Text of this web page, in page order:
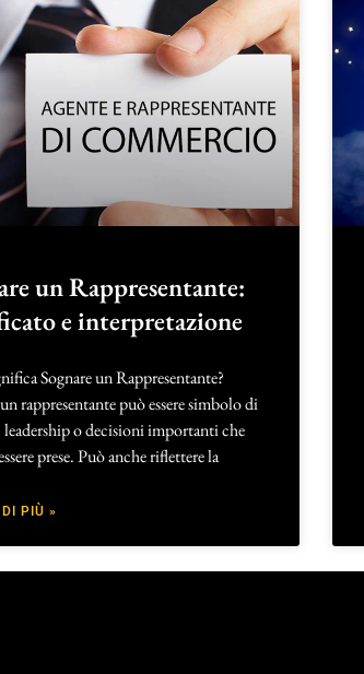
un Rappresentante:
e interpretazione
Sognare un Rappresentante?
rappresentante può essere simbolo di
o decisioni importanti che
prese. Può anche riflettere la
PIÙ »